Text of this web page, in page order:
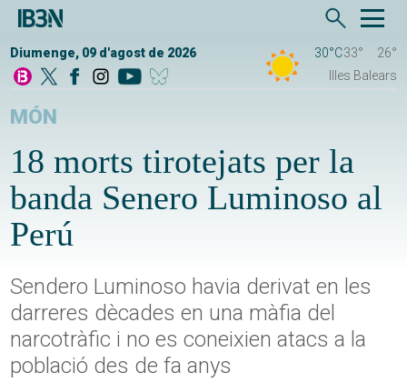
Diumenge, 09 d'agost de 2026 30°C33°
26°
Illes Balears
MÓN
18 morts tirotejats per la
banda Senero Luminoso al
Perú
Sendero Luminoso havia derivat en les
darreres dècades en una màfia del
narcotràfic i no es coneixien atacs a la
població des de fa anys